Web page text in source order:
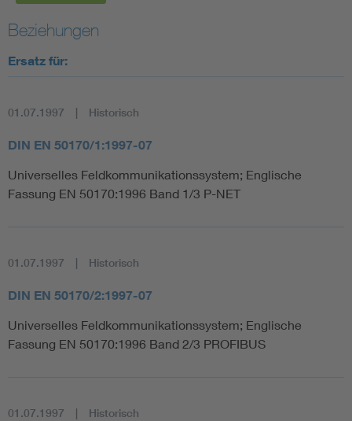
DIN VDE 0100 für sichere Elektroinstallationen
Elektrofachkraft (EFK)
Beziehungen
Ersatz für:
01.07.1997 Historisch
DIN EN 50170/1:1997-07
Universelles Feldkommunikationssystem; Englische
Fassung EN 50170:1996 Band 1/3 P-NET
01.07.1997 Historisch
DIN EN 50170/2:1997-07
Universelles Feldkommunikationssystem; Englische
Fassung EN 50170:1996 Band 2/3 PROFIBUS
01.07.1997 Historisch